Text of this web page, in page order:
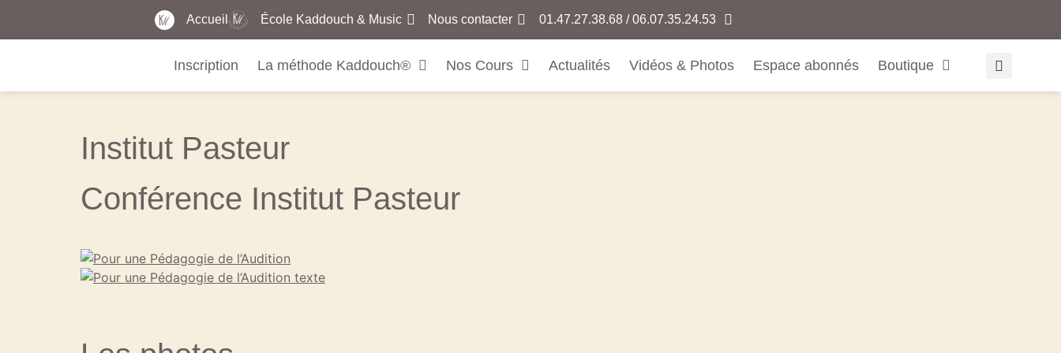
Accueil École Kaddouch & Music Nous contacter 01.47.27.38.68 / 06.07.35.24.53
Inscription La méthode Kaddouch® Nos Cours Actualités Vidéos & Photos Espace abonnés Boutique
Institut Pasteur
Conférence Institut Pasteur